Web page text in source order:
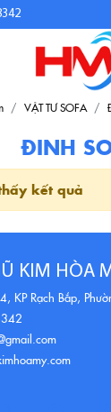
VẬT TƯ SOFA
ĐINH
kết quả
KIM HÒA
KP Rạch Bắp,